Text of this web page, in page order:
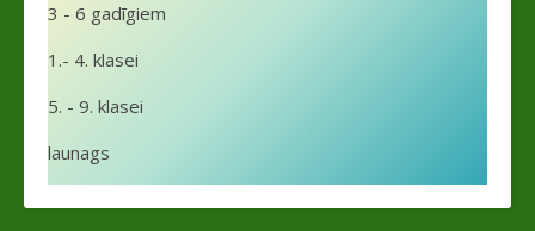
3 - 6 gadīgiem
1.- 4. klasei
5. - 9. klasei
launags